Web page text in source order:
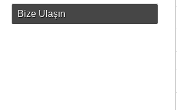
Bize Ulaşın